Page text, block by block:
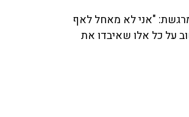
"אני לא מאחל לאף
על כל אלו שאיבדו את